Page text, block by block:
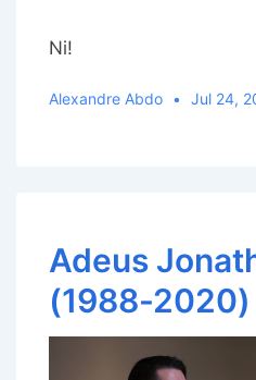
Ni!
Alexandre Abdo Jul 24,
Adeus
(1988-2020)